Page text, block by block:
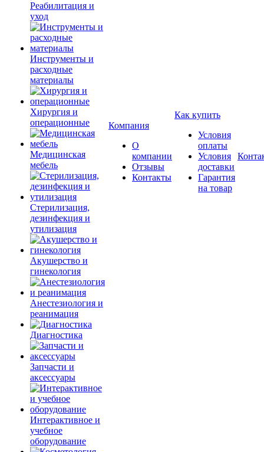
Реабилитация и
уход
Инструменты и
расходные
материалы
Хирургия и
операционные
Медицинская
мебель
Стерилизация,
дезинфекция и
утилизация
Акушерство и
гинекология
Анестезиология и
реанимация
Диагностика
Запчасти и
аксессуары
Интерактивное и
учебное
оборудование
Компания
О
компании
Отзывы
Контакты
Как купить
Условия
оплаты
Условия
доставки
Гарантия
на товар